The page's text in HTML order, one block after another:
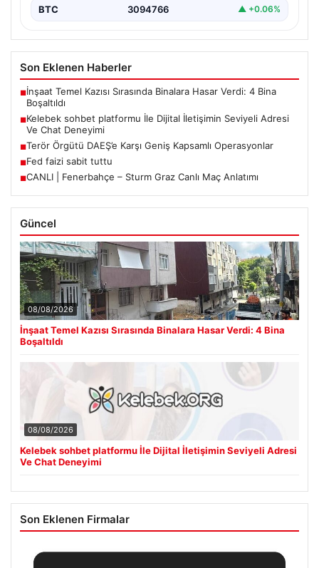
BTC 3094766 ▲ +0.06%
Son Eklenen Haberler
■İnşaat Temel Kazısı Sırasında Binalara Hasar Verdi: 4 Bina
Boşaltıldı
■Kelebek sohbet platformu İle Dijital İletişimin Seviyeli Adresi
Ve Chat Deneyimi
■Terör Örgütü DAEŞ’e Karşı Geniş Kapsamlı Operasyonlar
■Fed faizi sabit tuttu
■CANLI | Fenerbahçe – Sturm Graz Canlı Maç Anlatımı
Güncel
08/08/2026
İnşaat Temel Kazısı Sırasında Binalara Hasar Verdi: 4 Bina
Boşaltıldı
08/08/2026
Kelebek sohbet platformu İle Dijital İletişimin Seviyeli Adresi
Ve Chat Deneyimi
Son Eklenen Firmalar